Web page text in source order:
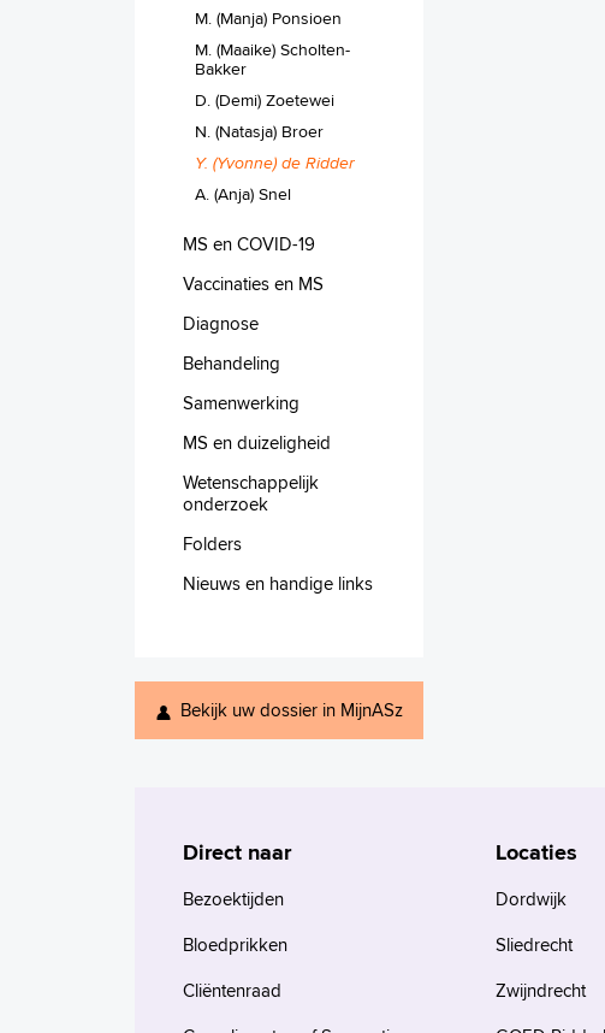
M. (Manja) Ponsioen
M. (Maaike) Scholten-
Bakker
D. (Demi) Zoetewei
N. (Natasja) Broer
Y. (Yvonne) de Ridder
A. (Anja) Snel
MS en COVID-19
Vaccinaties en MS
Diagnose
Behandeling
Samenwerking
MS en duizeligheid
Wetenschappelijk
onderzoek
Folders
Nieuws en handige links
Bekijk uw dossier in MijnASz
Direct naar
Bezoektijden
Bloedprikken
Cliëntenraad
Locaties
Dordwijk
Sliedrecht
Zwijndrecht